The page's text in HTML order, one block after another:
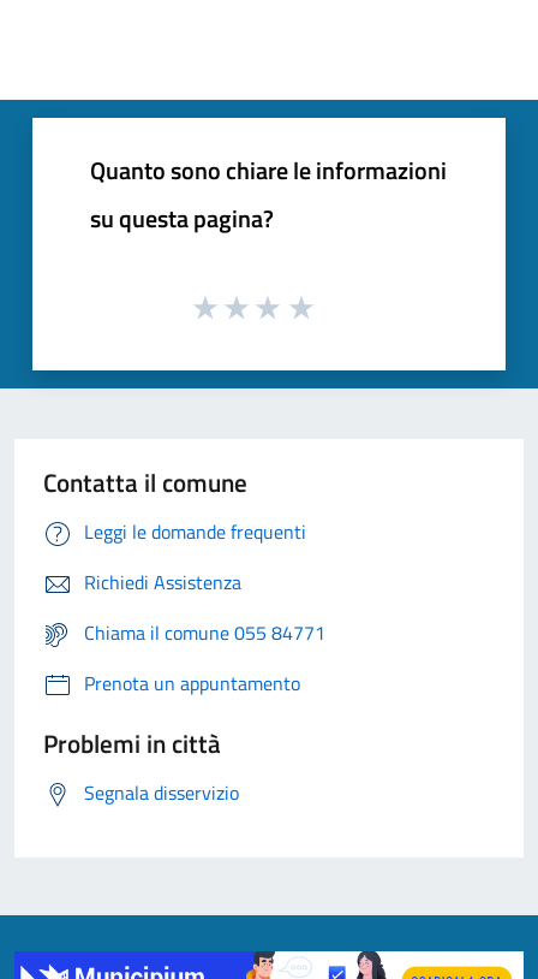
Quanto sono chiare le informazioni
su questa pagina?
Contatta il comune
Leggi le domande frequenti
Richiedi Assistenza
Chiama il comune 055 84771
Prenota un appuntamento
Problemi in città
Segnala disservizio